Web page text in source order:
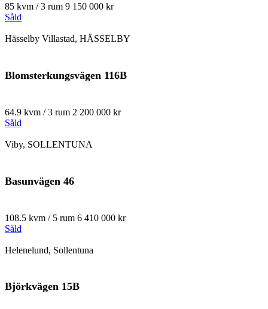
85 kvm / 3 rum 9 150 000 kr
Såld
Hässelby Villastad, HÄSSELBY
Blomsterkungsvägen 116B
64.9 kvm / 3 rum 2 200 000 kr
Såld
Viby, SOLLENTUNA
Basunvägen 46
108.5 kvm / 5 rum 6 410 000 kr
Såld
Helenelund, Sollentuna
Björkvägen 15B